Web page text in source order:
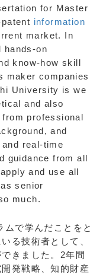
for Master
information
market. In
hands-on
know-how skill
maker companies
University is we
and also
professional
and
real-time
guidance from all
and use all
senior
much.
で学んだことをと
る技術者として、
きました。2年間
発戦略、知的財産